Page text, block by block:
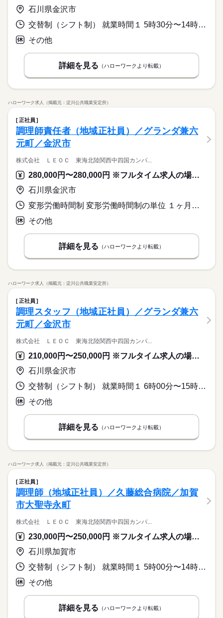
石川県金沢市
交替制（シフト制） 就業時間１ 5時30分〜14時30分 就業時間２ 10時30分〜19時30分
その他
詳細を見る （ハローワークより転載）
ハローワーク求人（掲載元：淀川公共職業安定所）
正社員
調理師責任者（地域正社員）／グランダ兼六
元町／金沢市
株式会社 ＬＥＯＣ 東海北陸関西中四国カンパ...
280,000円〜280,000円 ※フルタイム求人の場合は月額（換算額）、パート求人の場合は時間額を表示しています。
石川県金沢市
変形労働時間制 変形労働時間制の単位 １ヶ月単位 就業時間１ 6時00分〜15時00分 就業時間２ 10時30分〜19時30分 就業時間に関する特記事項 シフト制
その他
詳細を見る （ハローワークより転載）
ハローワーク求人（掲載元：淀川公共職業安定所）
正社員
調理スタッフ（地域正社員）／グランダ兼六
元町／金沢市
株式会社 ＬＥＯＣ 東海北陸関西中四国カンパ...
210,000円〜250,000円 ※フルタイム求人の場合は月額（換算額）、パート求人の場合は時間額を表示しています。
石川県金沢市
交替制（シフト制） 就業時間１ 6時00分〜15時00分 就業時間２ 10時30分〜19時30分
その他
詳細を見る （ハローワークより転載）
ハローワーク求人（掲載元：淀川公共職業安定所）
正社員
調理師（地域正社員）／久藤総合病院／加賀
市大聖寺永町
株式会社 ＬＥＯＣ 東海北陸関西中四国カンパ...
230,000円〜250,000円 ※フルタイム求人の場合は月額（換算額）、パート求人の場合は時間額を表示しています。
石川県加賀市
交替制（シフト制） 就業時間１ 5時00分〜14時00分
その他
詳細を見る （ハローワークより転載）